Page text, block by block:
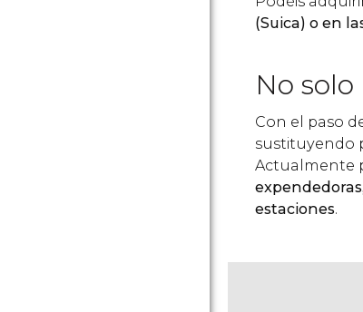
(Suica) o en
No
Con el paso
sustituyendo
Actualmente
expendedoras,
estaciones.